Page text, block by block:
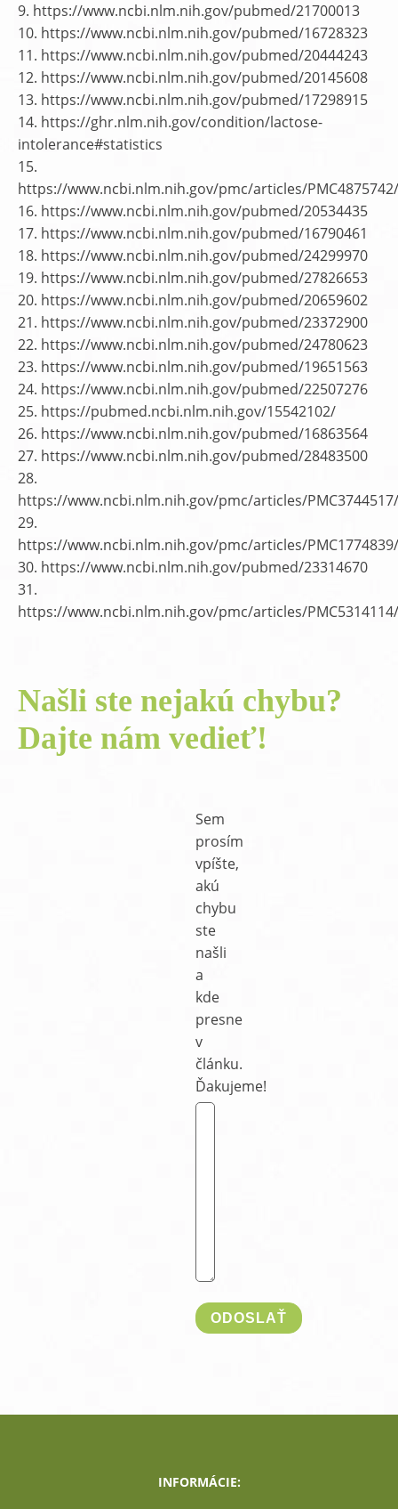
9. https://www.ncbi.nlm.nih.gov/pubmed/21700013
10. https://www.ncbi.nlm.nih.gov/pubmed/16728323
11. https://www.ncbi.nlm.nih.gov/pubmed/20444243
12. https://www.ncbi.nlm.nih.gov/pubmed/20145608
13. https://www.ncbi.nlm.nih.gov/pubmed/17298915
14. https://ghr.nlm.nih.gov/condition/lactose-
intolerance#statistics
15.
https://www.ncbi.nlm.nih.gov/pmc/articles/PMC4875742/
16. https://www.ncbi.nlm.nih.gov/pubmed/20534435
17. https://www.ncbi.nlm.nih.gov/pubmed/16790461
18. https://www.ncbi.nlm.nih.gov/pubmed/24299970
19. https://www.ncbi.nlm.nih.gov/pubmed/27826653
20. https://www.ncbi.nlm.nih.gov/pubmed/20659602
21. https://www.ncbi.nlm.nih.gov/pubmed/23372900
22. https://www.ncbi.nlm.nih.gov/pubmed/24780623
23. https://www.ncbi.nlm.nih.gov/pubmed/19651563
24. https://www.ncbi.nlm.nih.gov/pubmed/22507276
25. https://pubmed.ncbi.nlm.nih.gov/15542102/
26. https://www.ncbi.nlm.nih.gov/pubmed/16863564
27. https://www.ncbi.nlm.nih.gov/pubmed/28483500
28.
https://www.ncbi.nlm.nih.gov/pmc/articles/PMC3744517/
29.
https://www.ncbi.nlm.nih.gov/pmc/articles/PMC1774839/
30. https://www.ncbi.nlm.nih.gov/pubmed/23314670
31.
https://www.ncbi.nlm.nih.gov/pmc/articles/PMC5314114/
Našli ste nejakú chybu?
Dajte nám vedieť!
Sem
prosím
vpíšte,
akú
chybu
ste
našli
a
kde
presne
v
článku.
Ďakujeme!
INFORMÁCIE: